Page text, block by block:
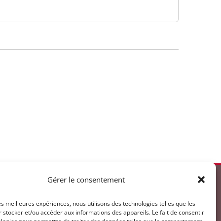
Gérer le consentement
meilleures expériences, nous utilisons des technologies telles que les
stocker et/ou accéder aux informations des appareils. Le fait de consentir
Vendredi
12h00